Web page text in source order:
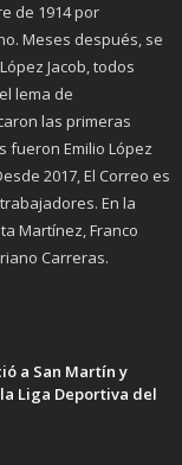
de 1914 por
Meses después, se
Jacob, todos
lema de
las primeras
fueron Emilio López
2017, El Correo es
En la
Martínez, Franco
Carreras.
a San Martín y
Liga Deportiva del